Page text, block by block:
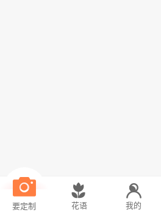
要定制 花语 我的